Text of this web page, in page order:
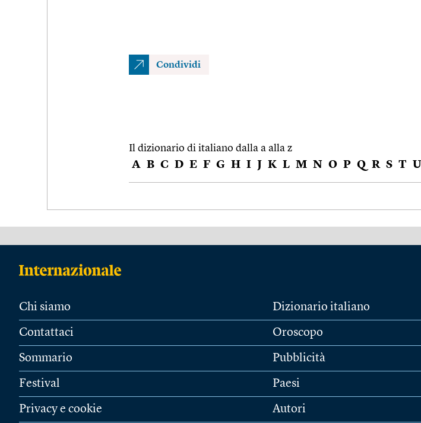
Condividi
Il dizionario di italiano dalla a alla z
A B C D E F G H I J K L M N O P Q R S T U
Chi siamo
Contattaci
Sommario
Festival
Privacy e cookie
Dizionario italiano
Oroscopo
Pubblicità
Paesi
Autori